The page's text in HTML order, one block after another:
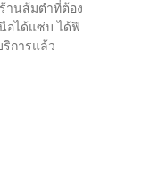
านส้มตำที่ต้อง
อได้แซ่บ ได้ฟิ
การแล้ว